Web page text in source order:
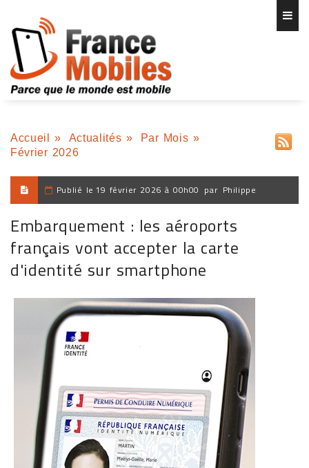
Accueil » Actualités » Par Mois »
Février 2026
Publié le 19 février 2026 à 00h00 par Philippe
Embarquement : les aéroports
français vont accepter la carte
d'identité sur smartphone